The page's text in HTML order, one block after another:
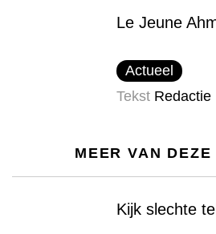
Le Jeune
Actueel
Tekst Redactie
MEER VAN DEZE
Kijk slechte